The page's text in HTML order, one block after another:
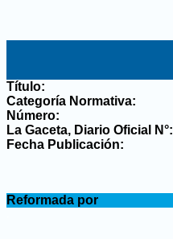
Título:
Categoría Normativa:
Número:
La Gaceta, Diario Oficial N°:
Fecha Publicación:
Reformada por